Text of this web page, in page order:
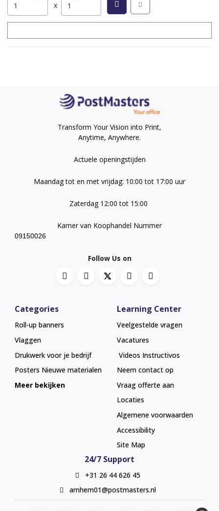
x
Transform Your Vision into Print,
Anytime, Anywhere.
Actuele openingstijden
Maandag tot en met vrijdag: 10:00 tot 17:00 uur
Zaterdag 12:00 tot 15:00
Kamer van Koophandel Nummer
09150026
Follow Us on
Categories
Roll-up banners
Vlaggen
Drukwerk voor je bedrijf
Posters Nieuwe materialen
Meer bekijken
Learning Center
Veelgestelde vragen
Vacatures
Videos Instructivos
Neem contact op
Vraag offerte aan
Locaties
Algemene voorwaarden
Accessibility
Site Map
24/7 Support
+31 26 44 626 45
arnhem01@postmasters.nl